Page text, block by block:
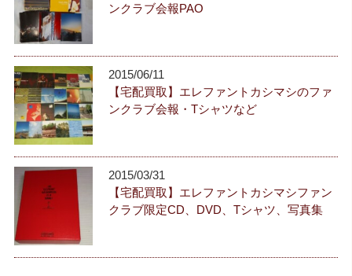
ンクラブ会報PAO
2015/06/11
【宅配買取】エレファントカシマシのファ
ンクラブ会報・Tシャツなど
2015/03/31
【宅配買取】エレファントカシマシファン
クラブ限定CD、DVD、Tシャツ、写真集